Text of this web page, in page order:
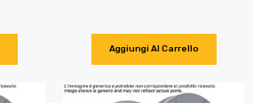
Aggiungi Al Carrello